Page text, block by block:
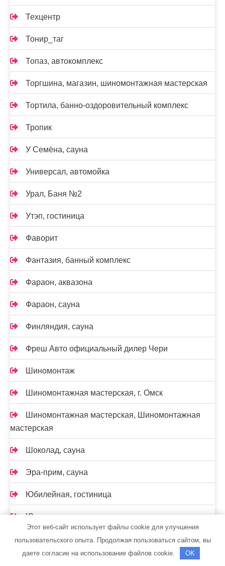
Техцентр
Тонир_таг
Топаз, автокомплекс
Торгшина, магазин, шиномонтажная мастерская
Тортила, банно-оздоровительный комплекс
Тропик
У Семёна, сауна
Универсал, автомойка
Урал, Баня №2
Утэп, гостиница
Фаворит
Фантазия, банный комплекс
Фараон, аквазона
Фараон, сауна
Финляндия, сауна
Фреш Авто официальный дилер Чери
Шиномонтаж
Шиномонтажная мастерская, г. Омск
Шиномонтажная мастерская, Шиномонтажная
мастерская
Шоколад, сауна
Эра-прим, сауна
Юбилейная, гостиница
Юг, сауна
Южный, банный комплекс
Этот веб-сайт использует файлы cookie для улучшения
пользовательского опыта. Продолжая пользоваться сайтом, вы
даете согласие на использование файлов cookie.
OK